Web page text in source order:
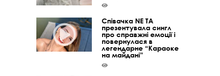
Співачка NE TA
презентувала сингл
про справжні емоції і
повернулася в
легендарне “Караоке
на майдані”